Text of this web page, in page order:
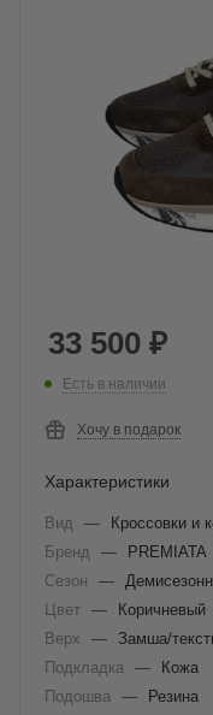
33 500 ₽
Есть в наличии
Хочу в подарок
Характеристики
Вид —
Кроссовки и
Бренд
—
PREMIATA
Сезон
—
Цвет —
Коричневый
Верх
— Замша/
Подкладка
—
Кожа
Подошва
— Резина